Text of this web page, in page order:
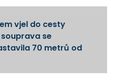
vjel do cesty
se
70 metrů od